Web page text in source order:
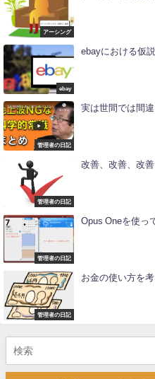
アーシング
ebay
ebayにおける仮
管理者の日記
実は世間では間
管理者の日記
改善、改善、改善
管理者の日記
Opus Oneを使っ
管理者の日記
お金の使い方を考